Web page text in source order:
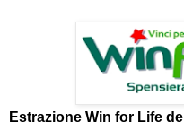
Estrazione Win for Life del